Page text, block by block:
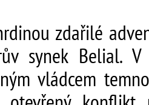
zdařilé
synek Belial.
vládcem